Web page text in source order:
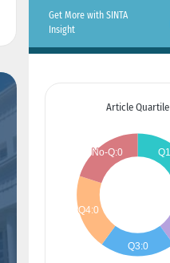
Get More with SINTA
Insight
Article Quartile